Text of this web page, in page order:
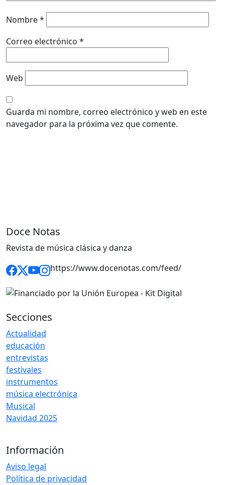
Nombre*
Correo electrónico *
Web
Guarda mi nombre, correo electrónico y web en este
navegador para la próxima vez que comente.
Doce Notas
Revista de música clásica y danza
https://www.docenotas.com/feed/
Secciones
Actualidad
educación
entrevistas
festivales
instrumentos
música electrónica
Musical
Navidad 2025
Información
Aviso legal
Política de privacidad